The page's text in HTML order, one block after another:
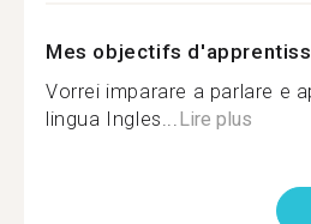
Mes objectifs
Vorrei imparare a parlare e
lingua Ingles...Lire plus